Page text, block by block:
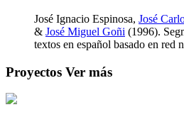
José Ignacio Espinosa, José
& José Miguel Goñi (1996).
textos en español basado en red
Proyectos Ver más